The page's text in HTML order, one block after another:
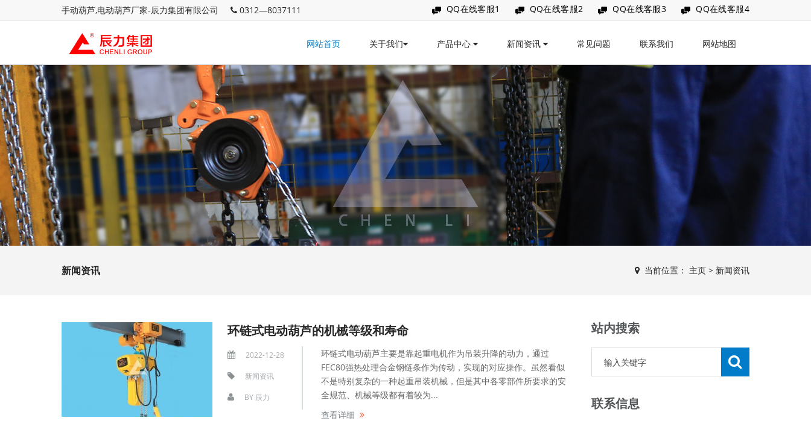
手动葫芦,电动葫芦厂家-辰力集团有限公司 0312—8037111 QQ在线客服1 QQ在线客服2 QQ在线客服3 QQ在线客服4
网站首页 关于我们 产品中心 新闻资讯 常见问题 联系我们 网站地图
新闻资讯 当前位置： 主页 > 新闻资讯
环链式电动葫芦的机械等级和寿命
2022-12-28
新闻资讯
BY 辰力
环链式电动葫芦主要是靠起重电机作为吊装升降的动力，通过
FEC80强热处理合金钢链条作为传动，实现的对应操作。虽然看似
不是特别复杂的一种起重吊装机械，但是其中各零部件所要求的安
全规范、机械等级都有着较为...
查看详细
站内搜索
联系信息